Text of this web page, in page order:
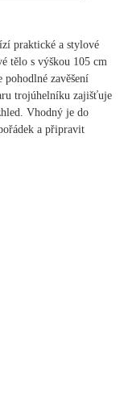
praktické a stylové
tělo s výškou 105 cm
zavěšení
trojúhelníku zajišťuje
Vhodný je do
a připravit